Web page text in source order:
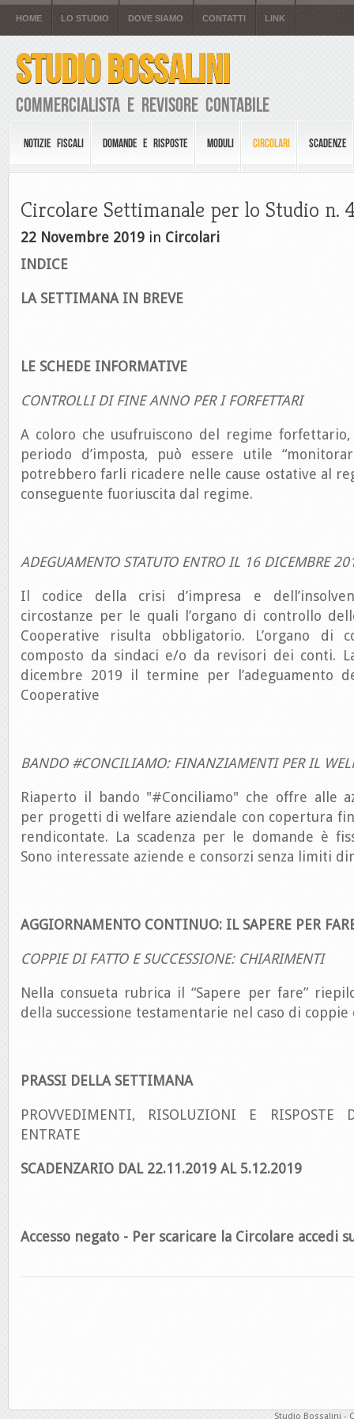
HOME LO STUDIO DOVE SIAMO CONTATTI LINK
STUDIO BOSSALINI
Commercialista e Revisore Contabile
NOTIZIE FISCALI DOMANDE E RISPOSTE MODULI CIRCOLARI SCADENZE
Circolare Settimanale per lo Studio n.
22 Novembre 2019 in Circolari
INDICE
LA SETTIMANA IN BREVE
LE SCHEDE INFORMATIVE
CONTROLLI DI FINE ANNO PER I FORFETTARI
A coloro che usufruiscono del regime
periodo d’imposta, può essere utile
potrebbero farli ricadere nelle cause ostative al
conseguente fuoriuscita dal regime.
ADEGUAMENTO STATUTO ENTRO IL 16 DICEMBRE
Il codice della crisi d’impresa e
circostanze per le quali l’organo di controllo
Cooperative risulta obbligatorio. L’organo di
composto da sindaci e/o da revisori dei conti.
dicembre 2019 il termine per l’adeguamento
Cooperative
BANDO #CONCILIAMO: FINANZIAMENTI PER IL
Riaperto il bando "#Conciliamo" che offre alle
per progetti di welfare aziendale con copertura
rendicontate. La scadenza per le domande è
Sono interessate aziende e consorzi senza limiti
AGGIORNAMENTO CONTINUO: IL SAPERE PER
COPPIE DI FATTO E SUCCESSIONE: CHIARIMENTI
Nella consueta rubrica il “Sapere per fare”
della successione testamentarie nel caso di
PRASSI DELLA SETTIMANA
PROVVEDIMENTI, RISOLUZIONI E RISPOSTE
ENTRATE
SCADENZARIO DAL 22.11.2019 AL 5.12.2019
Accesso negato - Per scaricare la Circolare accedi
Studio Bossalini -